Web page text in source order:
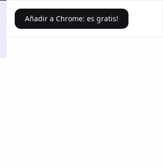
Añadir a Chrome: es gratis!